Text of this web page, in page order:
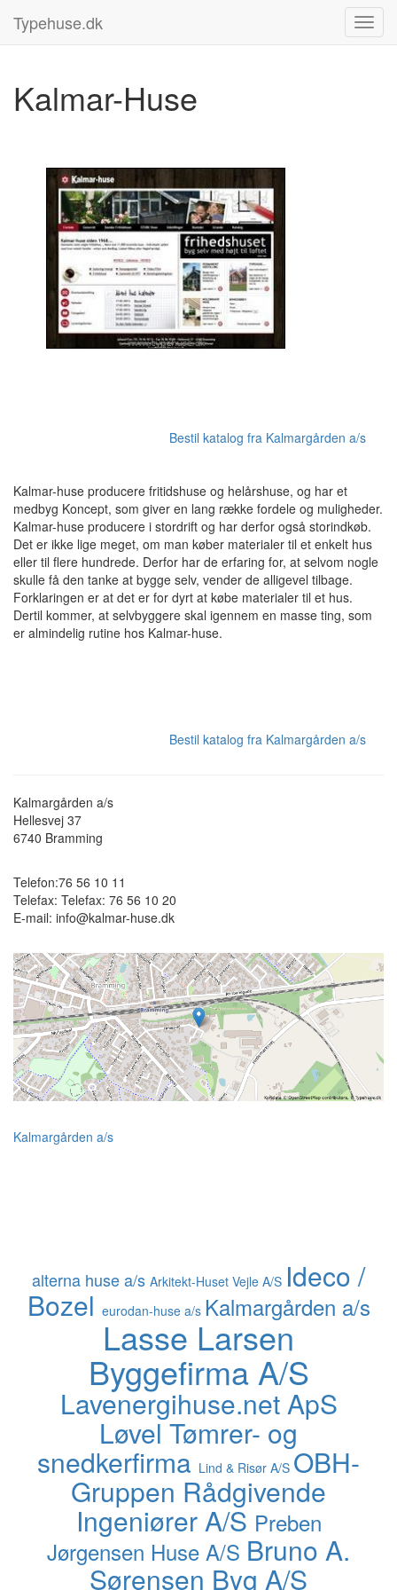
Typehuse.dk
Kalmar-Huse
Bestil katalog fra Kalmargården a/s
Kalmar-huse producere fritidshuse og helårshuse, og har et
medbyg Koncept, som giver en lang række fordele og muligheder.
Kalmar-huse producere i stordrift og har derfor også storindkøb.
Det er ikke lige meget, om man køber materialer til et enkelt hus
eller til flere hundrede. Derfor har de erfaring for, at selvom nogle
skulle få den tanke at bygge selv, vender de alligevel tilbage.
Forklaringen er at det er for dyrt at købe materialer til et hus.
Dertil kommer, at selvbyggere skal igennem en masse ting, som
er almindelig rutine hos Kalmar-huse.
Bestil katalog fra Kalmargården a/s
Kalmargården a/s
Hellesvej 37
6740 Bramming
Telefon:76 56 10 11
Telefax: Telefax: 76 56 10 20
E-mail: info@kalmar-huse.dk
Kalmargården a/s
alterna huse a/s Arkitekt-Huset Vejle A/S Ideco /
Bozel eurodan-huse a/s Kalmargården a/s
Lasse Larsen
Byggefirma A/S
Lavenergihuse.net ApS
Løvel Tømrer- og
snedkerfirma Lind & Risør A/S OBH-
Gruppen Rådgivende
Ingeniører A/S Preben
Jørgensen Huse A/S Bruno A.
Sørensen Byg A/S